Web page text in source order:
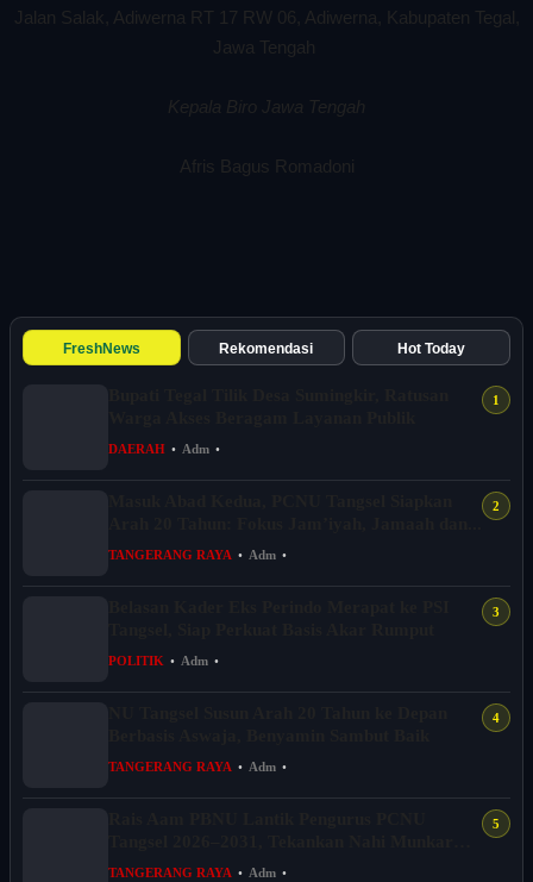
Jalan Salak, Adiwerna RT 17 RW 06, Adiwerna, Kabupaten Tegal,
Jawa Tengah
Kepala Biro Jawa Tengah
Afris Bagus Romadoni
FreshNews Rekomendasi Hot Today
DAERAH • Adm •
TANGERANG RAYA • Adm •
POLITIK • Adm •
TANGERANG RAYA • Adm •
dan D...
TANGERANG RAYA • Adm •